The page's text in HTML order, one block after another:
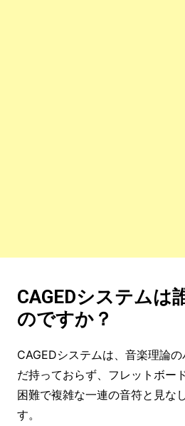
CAGEDシステムは
のですか？
CAGEDシステムは、音楽理論
だ持っておらず、フレットボー
困難で複雑な一連の音符と見な
す。